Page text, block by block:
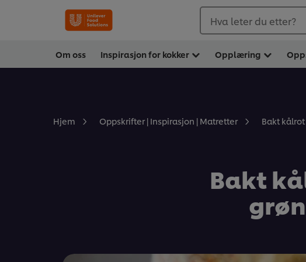
Hva leter du etter?
Om oss Inspirasjon for kokker Opplæring
Hjem Oppskrifter | Inspirasjon | Matretter Bakt
Bakt